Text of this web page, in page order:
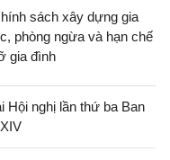
sách xây dựng gia
phòng ngừa và hạn chế
gia đình
Hội nghị lần thứ ba Ban